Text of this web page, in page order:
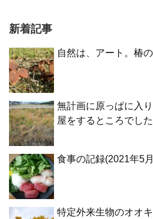
新着記事
自然は、アート。椿
無計画に原っぱに入
屋をするところでした
食事の記録(2021年5
特定外来生物のオオ